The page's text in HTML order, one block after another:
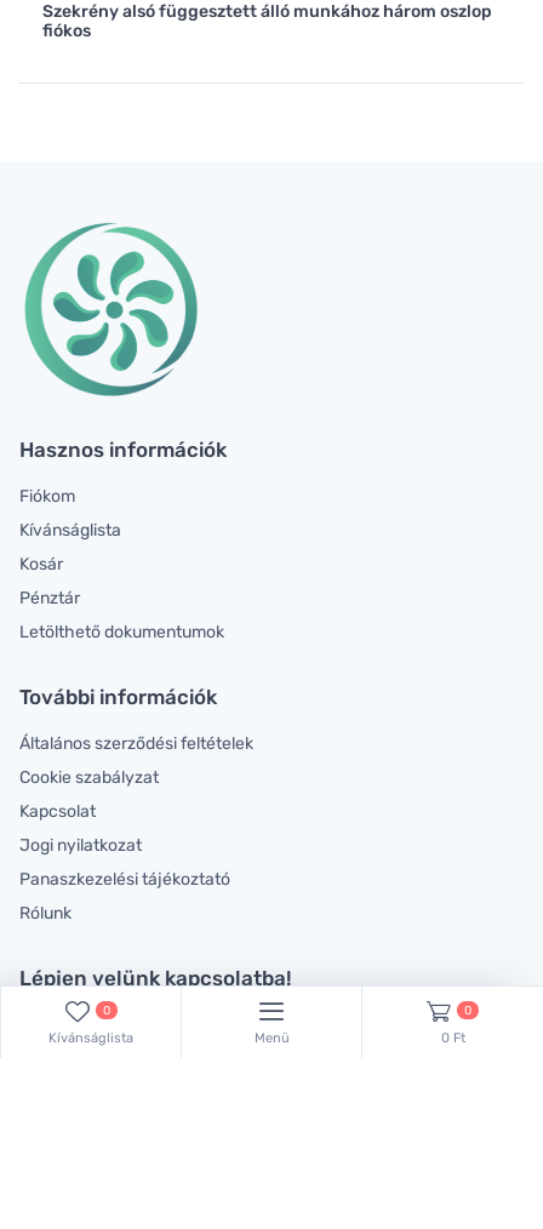
Szekrény alsó függesztett álló munkához három oszlop
fiókos
Hasznos információk
Fiókom
Kívánságlista
Kosár
Pénztár
Letölthető dokumentumok
További információk
Általános szerződési feltételek
Cookie szabályzat
Kapcsolat
Jogi nyilatkozat
Panaszkezelési tájékoztató
Rólunk
Lépjen velünk kapcsolatba!
Kollégáink készséggel állnak rendelkezésére!
0
Kívánságlista Menü
0
0 Ft